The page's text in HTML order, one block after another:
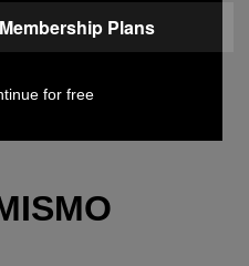
Stories
Plans
for free